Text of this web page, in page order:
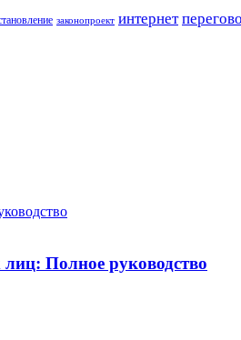
законопроект интернет
Полное руководство